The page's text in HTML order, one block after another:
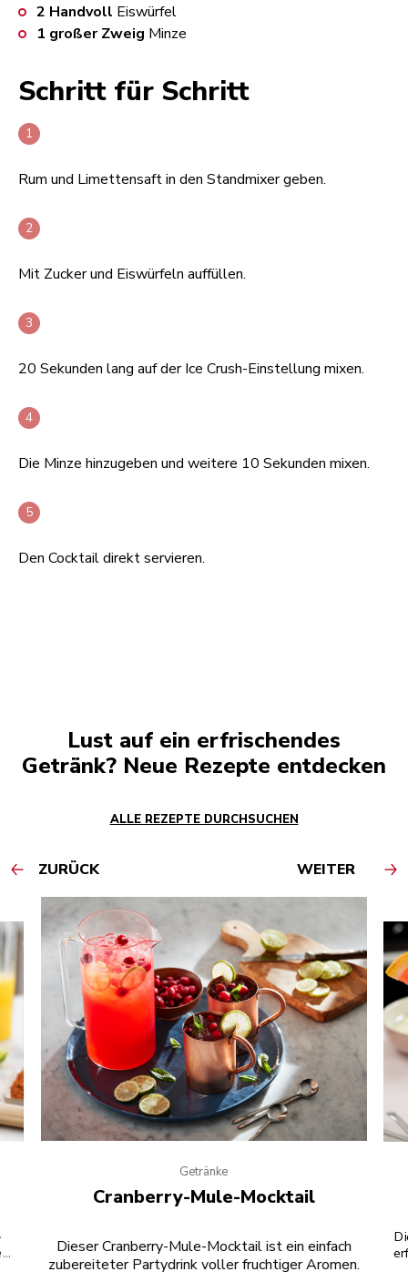
2 Handvoll Eiswürfel
1 großer Zweig Minze
Schritt für Schritt
Rum und Limettensaft in den Standmixer geben.
Mit Zucker und Eiswürfeln auffüllen.
20 Sekunden lang auf der Ice Crush-Einstellung mixen.
Die Minze hinzugeben und weitere 10 Sekunden mixen.
Den Cocktail direkt servieren.
Lust auf ein erfrischendes
Getränk? Neue Rezepte entdecken
ALLE REZEPTE DURCHSUCHEN
ZURÜCK WEITER
Getränke
Cranberry-Mule-Mocktail
Dieser Cranberry-Mule-Mocktail ist ein einfach
zubereiteter Partydrink voller fruchtiger Aromen.